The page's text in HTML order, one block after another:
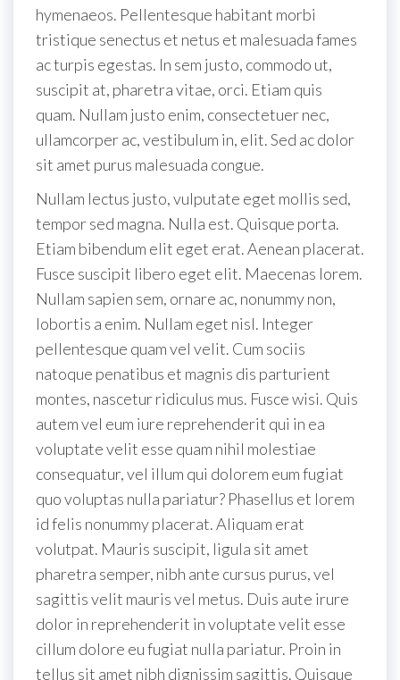
hymenaeos. Pellentesque habitant morbi
tristique senectus et netus et malesuada fames
ac turpis egestas. In sem justo, commodo ut,
suscipit at, pharetra vitae, orci. Etiam quis
quam. Nullam justo enim, consectetuer nec,
ullamcorper ac, vestibulum in, elit. Sed ac dolor
sit amet purus malesuada congue.
Nullam lectus justo, vulputate eget mollis sed,
tempor sed magna. Nulla est. Quisque porta.
Etiam bibendum elit eget erat. Aenean placerat.
Fusce suscipit libero eget elit. Maecenas lorem.
Nullam sapien sem, ornare ac, nonummy non,
lobortis a enim. Nullam eget nisl. Integer
pellentesque quam vel velit. Cum sociis
natoque penatibus et magnis dis parturient
montes, nascetur ridiculus mus. Fusce wisi. Quis
autem vel eum iure reprehenderit qui in ea
voluptate velit esse quam nihil molestiae
consequatur, vel illum qui dolorem eum fugiat
quo voluptas nulla pariatur? Phasellus et lorem
id felis nonummy placerat. Aliquam erat
volutpat. Mauris suscipit, ligula sit amet
pharetra semper, nibh ante cursus purus, vel
sagittis velit mauris vel metus. Duis aute irure
dolor in reprehenderit in voluptate velit esse
cillum dolore eu fugiat nulla pariatur. Proin in
tellus sit amet nibh dignissim sagittis. Quisque